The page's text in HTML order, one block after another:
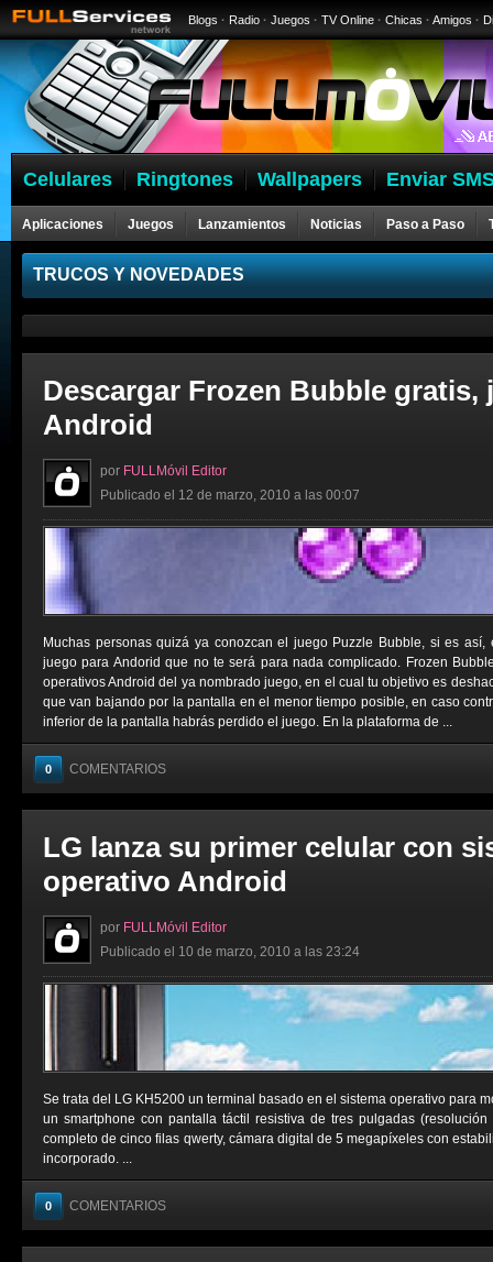
Blogs · Radio · Juegos · TV Online · Chicas · Amigos ·
Celulares Ringtones Wallpapers Enviar
Aplicaciones Juegos Lanzamientos Noticias Paso a Paso
Celulares
TRUCOS Y NOVEDADES
Descargar Frozen Bubble gratis,
Android
por FULLMóvil Editor
Publicado el 12 de marzo, 2010 a las 00:07
Muchas personas quizá ya conozcan el juego Puzzle Bubble, si es así,
juego para Andorid que no te será para nada complicado. Frozen
operativos Android del ya nombrado juego, en el cual tu objetivo es
que van bajando por la pantalla en el menor tiempo posible, en caso
inferior de la pantalla habrás perdido el juego. En la plataforma de ...
0 COMENTARIOS
LG lanza su primer celular con
operativo Android
por FULLMóvil Editor
Publicado el 10 de marzo, 2010 a las 23:24
Se trata del LG KH5200 un terminal basado en el sistema operativo para
un smartphone con pantalla táctil resistiva de tres pulgadas
completo de cinco filas qwerty, cámara digital de 5 megapíxeles con
incorporado. ...
0 COMENTARIOS